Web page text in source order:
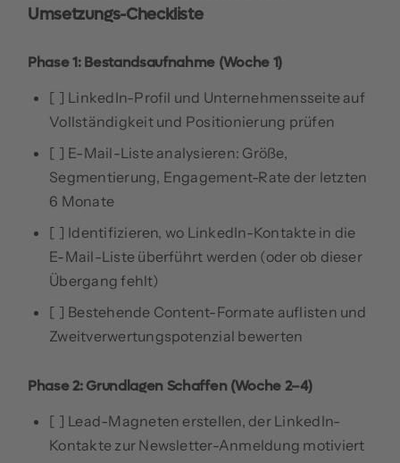
Umsetzungs-Checkliste
Phase 1: Bestandsaufnahme (Woche 1)
[ ] LinkedIn-Profil und Unternehmensseite auf
Vollständigkeit und Positionierung prüfen
[ ] E-Mail-Liste analysieren: Größe,
Segmentierung, Engagement-Rate der letzten
6 Monate
[ ] Identifizieren, wo LinkedIn-Kontakte in die
E-Mail-Liste überführt werden (oder ob dieser
Übergang fehlt)
[ ] Bestehende Content-Formate auflisten und
Zweitverwertungspotenzial bewerten
Phase 2: Grundlagen Schaffen (Woche 2–4)
[ ] Lead-Magneten erstellen, der LinkedIn-
Kontakte zur Newsletter-Anmeldung motiviert